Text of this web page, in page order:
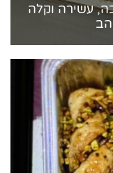
עשירה וקלה